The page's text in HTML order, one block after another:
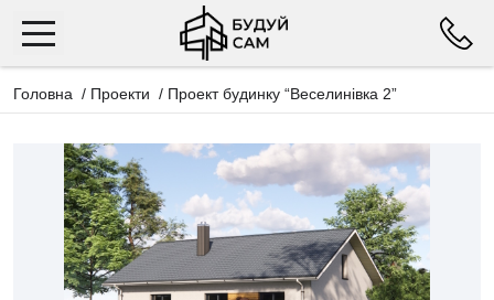
Головна / Проекти / Проект будинку “Веселинівка 2”